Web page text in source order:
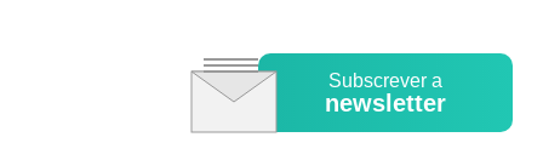
Subscrever a
newsletter